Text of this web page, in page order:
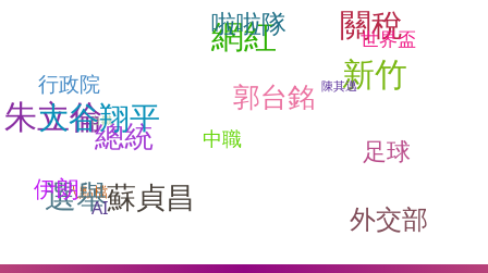
新竹
蘇貞昌
朱立倫
關稅
八點檔
選舉
伊朗
陳其邁
行政院
外交部
郭台銘
總統
台鐵
足球
世界盃
大谷翔平
網紅
中職
啦啦隊
AI